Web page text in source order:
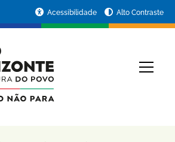
Acessibilidade Alto Contraste